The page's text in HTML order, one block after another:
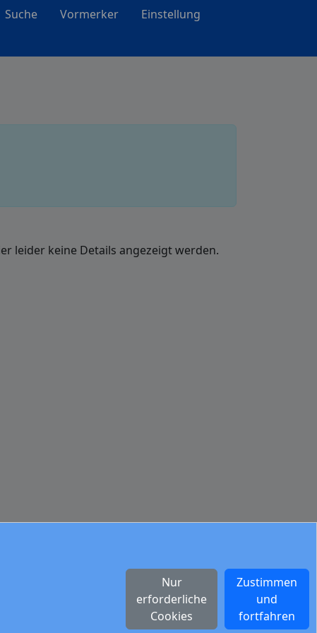
Suche Vormerker
Einstellung
Zustimmen
und
fortfahren
Nur
erforderliche
Cookies
leider keine Details angezeigt werden.